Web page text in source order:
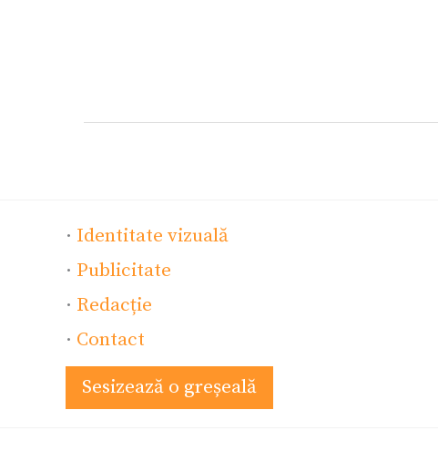
· Identitate vizuală
· Publicitate
· Redacție
· Contact
Sesizează o greșeală